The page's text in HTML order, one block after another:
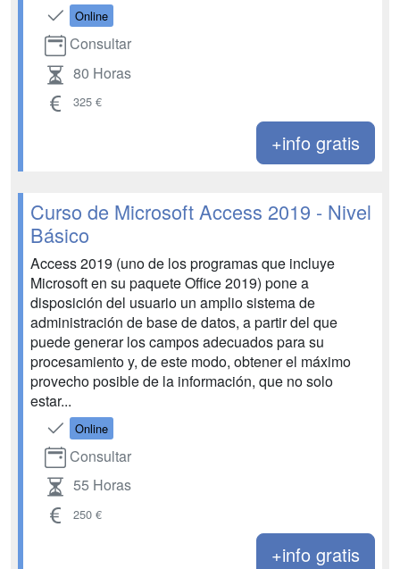
Online
Consultar
80 Horas
325 €
+info gratis
Curso de Microsoft Access 2019 - Nivel
Básico
Access 2019 (uno de los programas que incluye
Microsoft en su paquete Office 2019) pone a
disposición del usuario un amplio sistema de
administración de base de datos, a partir del que
puede generar los campos adecuados para su
procesamiento y, de este modo, obtener el máximo
provecho posible de la información, que no solo
estar...
Online
Consultar
55 Horas
250 €
+info gratis